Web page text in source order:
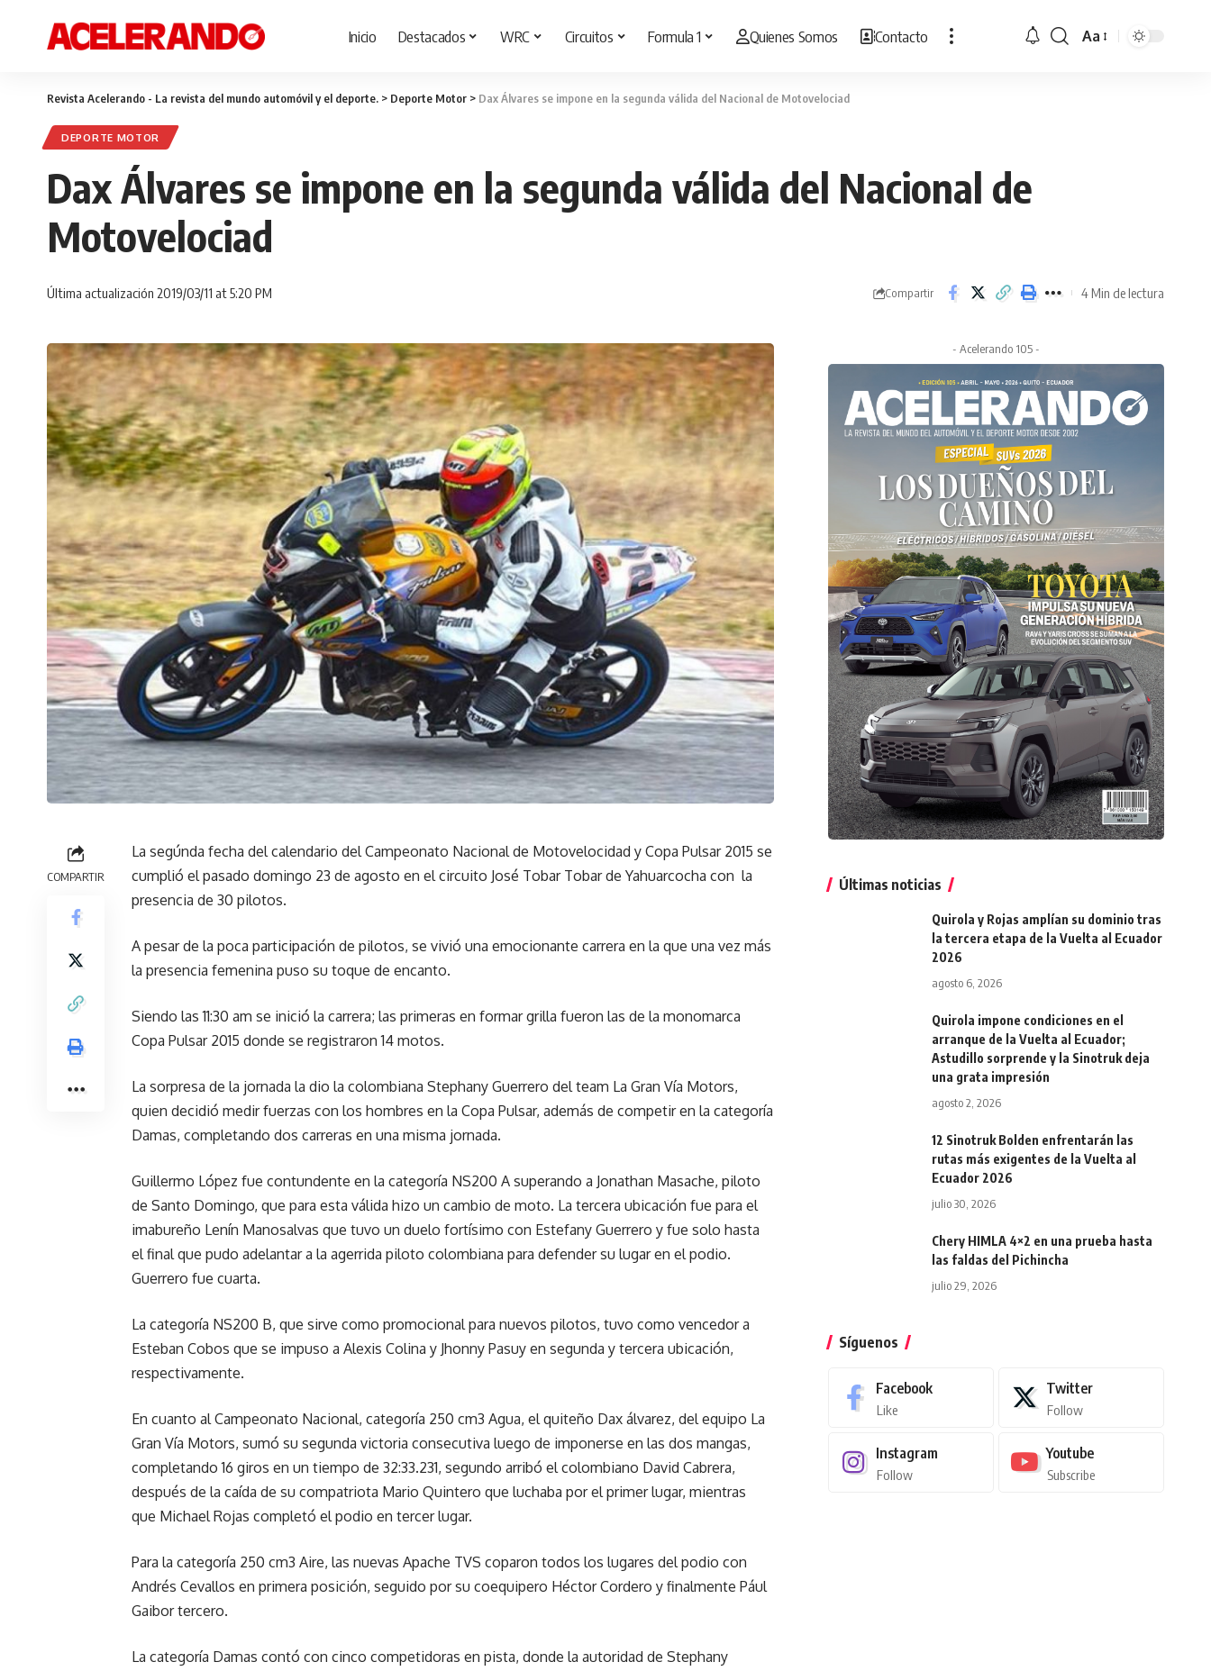
Inicio Destacados WRC Circuitos Formula 1 Quienes Somos Contacto
Cambiar
Aa
Revista Acelerando - La revista del mundo automóvil y el deporte. > Deporte Motor > Dax Álvares se impone en la segunda válida del Nacional de Motovelociad
DEPORTE MOTOR
Dax Álvares se impone en la segunda válida del Nacional de
Motovelociad
Última actualización 2019/03/11 at 5:20 PM Compartir 4 Min de lectura
COMPARTIR
La segúnda fecha del calendario del Campeonato Nacional de Motovelocidad y Copa Pulsar 2015 se
cumplió el pasado domingo 23 de agosto en el circuito José Tobar Tobar de Yahuarcocha con la
presencia de 30 pilotos.
A pesar de la poca participación de pilotos, se vivió una emocionante carrera en la que una vez más
la presencia femenina puso su toque de encanto.
Siendo las 11:30 am se inició la carrera; las primeras en formar grilla fueron las de la monomarca
Copa Pulsar 2015 donde se registraron 14 motos.
La sorpresa de la jornada la dio la colombiana Stephany Guerrero del team La Gran Vía Motors,
quien decidió medir fuerzas con los hombres en la Copa Pulsar, además de competir en la categoría
Damas, completando dos carreras en una misma jornada.
Guillermo López fue contundente en la categoría NS200 A superando a Jonathan Masache, piloto
de Santo Domingo, que para esta válida hizo un cambio de moto. La tercera ubicación fue para el
imabureño Lenín Manosalvas que tuvo un duelo fortísimo con Estefany Guerrero y fue solo hasta
el final que pudo adelantar a la agerrida piloto colombiana para defender su lugar en el podio.
Guerrero fue cuarta.
La categoría NS200 B, que sirve como promocional para nuevos pilotos, tuvo como vencedor a
Esteban Cobos que se impuso a Alexis Colina y Jhonny Pasuy en segunda y tercera ubicación,
respectivamente.
En cuanto al Campeonato Nacional, categoría 250 cm3 Agua, el quiteño Dax álvarez, del equipo La
Gran Vía Motors, sumó su segunda victoria consecutiva luego de imponerse en las dos mangas,
completando 16 giros en un tiempo de 32:33.231, segundo arribó el colombiano David Cabrera,
después de la caída de su compatriota Mario Quintero que luchaba por el primer lugar, mientras
que Michael Rojas completó el podio en tercer lugar.
Para la categoría 250 cm3 Aire, las nuevas Apache TVS coparon todos los lugares del podio con
Andrés Cevallos en primera posición, seguido por su coequipero Héctor Cordero y finalmente Pául
Gaibor tercero.
La categoría Damas contó con cinco competidoras en pista, donde la autoridad de Stephany
- Acelerando 105 -
Últimas noticias
Quirola y Rojas amplían su dominio tras
la tercera etapa de la Vuelta al Ecuador
2026
agosto 6, 2026
Quirola impone condiciones en el
arranque de la Vuelta al Ecuador;
Astudillo sorprende y la Sinotruk deja
una grata impresión
agosto 2, 2026
12 Sinotruk Bolden enfrentarán las
rutas más exigentes de la Vuelta al
Ecuador 2026
julio 30, 2026
Chery HIMLA 4×2 en una prueba hasta
las faldas del Pichincha
julio 29, 2026
Síguenos
Facebook
Like
Twitter
Follow
Instagram
Follow
Youtube
Subscribe